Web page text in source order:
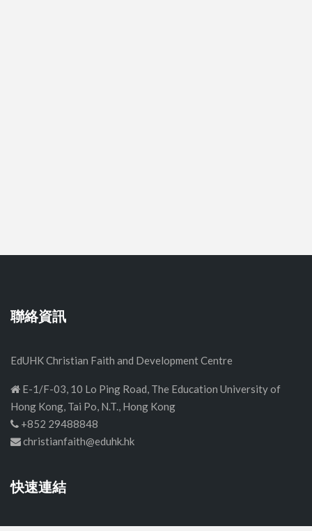
聯絡資訊
EdUHK Christian Faith and Development Centre
E-1/F-03, 10 Lo Ping Road, The Education University of
Hong Kong, Tai Po, N.T., Hong Kong
+852 29488848
christianfaith@eduhk.hk
快速連結